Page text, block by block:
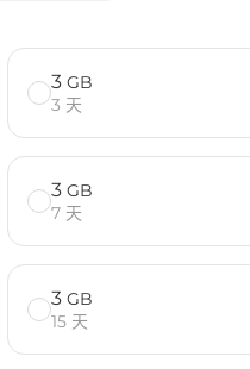
3 GB
3 天
3 GB
7 天
3 GB
15 天